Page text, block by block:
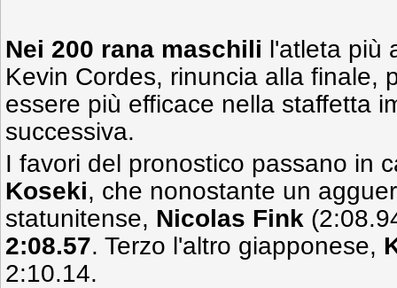
Nei 200 rana maschili l'atleta più
Kevin Cordes, rinuncia alla finale,
essere più efficace nella staffetta
successiva.
I favori del pronostico passano in
Koseki, che nonostante un
statunitense, Nicolas Fink
2:08.57. Terzo l'altro giapponese,
2:10.14.